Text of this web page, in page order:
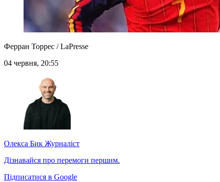
Ферран Торрес / LaPresse
04 червня, 20:55
Олекса Бик Журналіст
Дізнавайся про перемоги першим.
Підписатися в Google